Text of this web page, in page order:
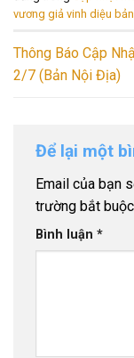
vương giả vinh diệu
Thông Báo Cập
2/7 (Bản Nội Địa)
Để lại một
Email của bạn
trường bắt
Bình luận *